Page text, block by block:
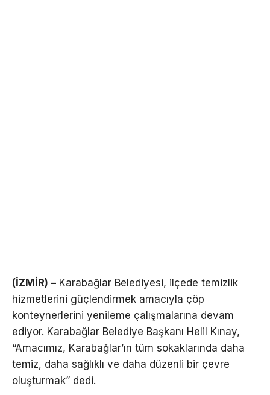
(İZMİR) – Karabağlar Belediyesi, ilçede temizlik
hizmetlerini güçlendirmek amacıyla çöp
konteynerlerini yenileme çalışmalarına devam
ediyor. Karabağlar Belediye Başkanı Helil Kınay,
“Amacımız, Karabağlar’ın tüm sokaklarında daha
temiz, daha sağlıklı ve daha düzenli bir çevre
oluşturmak” dedi.